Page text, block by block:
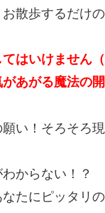
散歩するだけの
はいけません（
あがる魔法の開
い！そろそろ
からない！？
たにピッタリ